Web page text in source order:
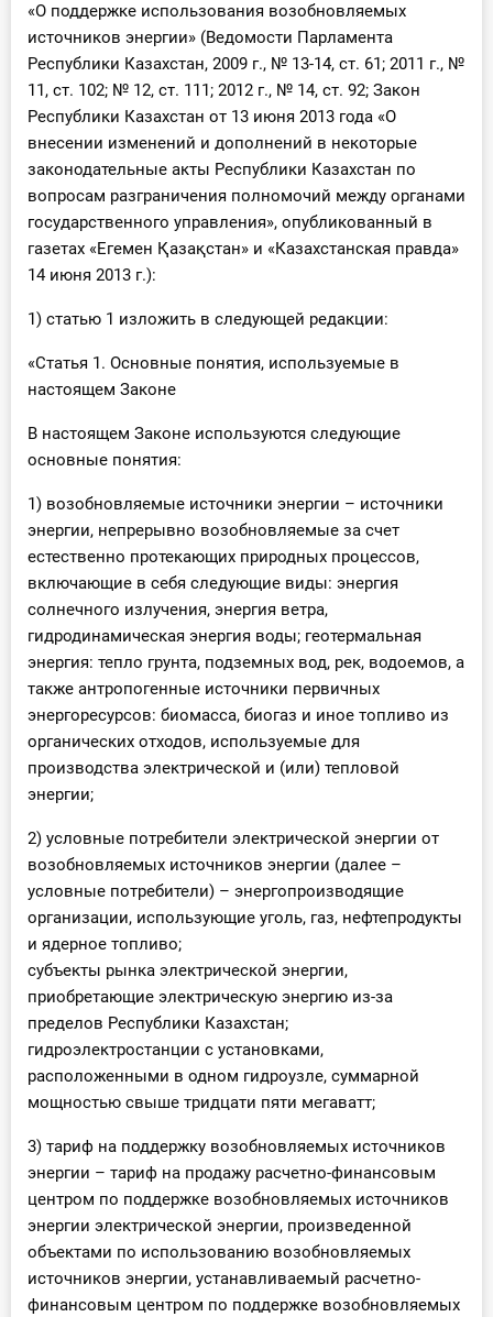
«О поддержке использования возобновляемых
источников энергии» (Ведомости Парламента
Республики Казахстан, 2009 г., № 13-14, ст. 61; 2011 г., №
11, ст. 102; № 12, ст. 111; 2012 г., № 14, ст. 92; Закон
Республики Казахстан от 13 июня 2013 года «О
внесении изменений и дополнений в некоторые
законодательные акты Республики Казахстан по
вопросам разграничения полномочий между органами
государственного управления», опубликованный в
газетах «Егемен Қазақстан» и «Казахстанская правда»
14 июня 2013 г.):
1) статью 1 изложить в следующей редакции:
«Статья 1. Основные понятия, используемые в
настоящем Законе
В настоящем Законе используются следующие
основные понятия:
1) возобновляемые источники энергии – источники
энергии, непрерывно возобновляемые за счет
естественно протекающих природных процессов,
включающие в себя следующие виды: энергия
солнечного излучения, энергия ветра,
гидродинамическая энергия воды; геотермальная
энергия: тепло грунта, подземных вод, рек, водоемов, а
также антропогенные источники первичных
энергоресурсов: биомасса, биогаз и иное топливо из
органических отходов, используемые для
производства электрической и (или) тепловой
энергии;
2) условные потребители электрической энергии от
возобновляемых источников энергии (далее –
условные потребители) – энергопроизводящие
организации, использующие уголь, газ, нефтепродукты
и ядерное топливо;
субъекты рынка электрической энергии,
приобретающие электрическую энергию из-за
пределов Республики Казахстан;
гидроэлектростанции с установками,
расположенными в одном гидроузле, суммарной
мощностью свыше тридцати пяти мегаватт;
3) тариф на поддержку возобновляемых источников
энергии – тариф на продажу расчетно-финансовым
центром по поддержке возобновляемых источников
энергии электрической энергии, произведенной
объектами по использованию возобновляемых
источников энергии, устанавливаемый расчетно-
финансовым центром по поддержке возобновляемых